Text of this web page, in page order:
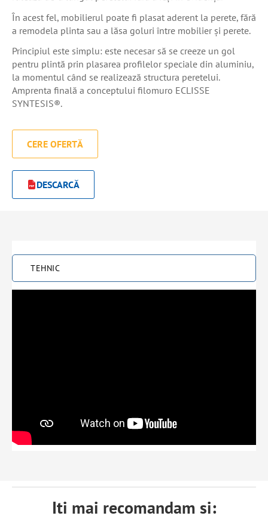
În acest fel, mobilierul poate fi plasat aderent la perete, fără
a remodela plinta sau a lăsa goluri între mobilier și perete.
Principiul este simplu: este necesar să se creeze un gol
pentru plintă prin plasarea profilelor speciale din aluminiu,
la momentul când se realizează structura peretelui.
Amprenta finală a conceptului filomuro ECLISSE
SYNTESIS®.
CERE OFERTĂ
DESCARCĂ
TEHNIC
Iti mai recomandam si: